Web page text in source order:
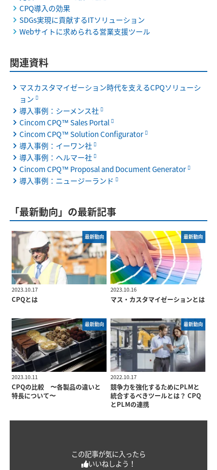
CPQ導入の効果
SDGs実現に貢献するITソリューション
Webサイトに求められる営業支援ツール
関連資料
マスカスタマイゼーション時代を支えるCPQソリューシ
ョン
導入事例：シーメンス社
Cincom CPQ™ Sales Portal
Cincom CPQ™ Solution Configurator
導入事例：イーワン社
導入事例：ヘルマー社
Cincom CPQ™ Proposal and Document Generator
導入事例：ニュージーランド
「最新動向」の最新記事
最新動向
2023.10.17
CPQとは
最新動向
2023.10.16
マス・カスタマイゼーションとは
最新動向
2023.10.11
CPQの比較 〜各製品の違いと
特長について〜
最新動向
2022.10.17
競争力を強化するためにPLMと
統合するべきツールとは？ CPQ
とPLMの連携
この記事が気に入ったら
いいねしよう！